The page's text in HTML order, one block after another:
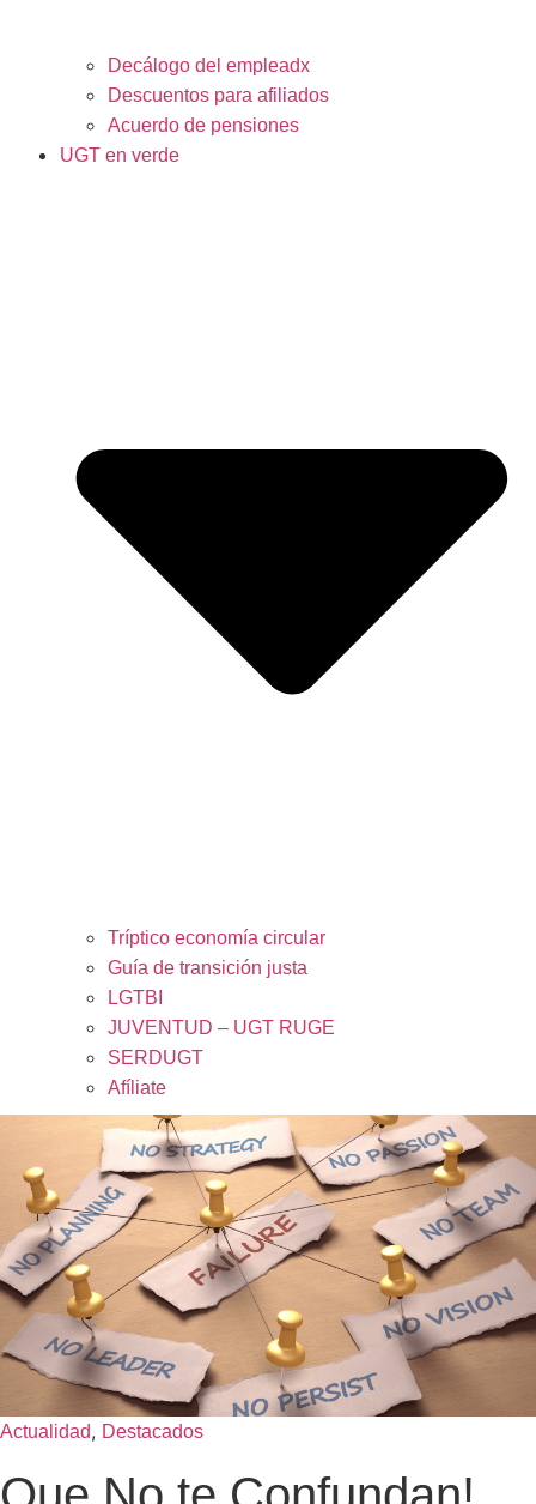
Decálogo del empleadx
Descuentos para afiliados
Acuerdo de pensiones
UGT en verde
Tríptico economía circular
Guía de transición justa
LGTBI
JUVENTUD – UGT RUGE
SERDUGT
Afíliate
Actualidad, Destacados